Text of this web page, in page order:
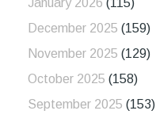
January 2026 (115)
December 2025 (159)
November 2025 (129)
October 2025 (158)
September 2025 (153)